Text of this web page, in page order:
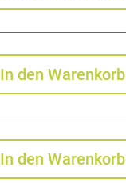
In den Warenkorb
In den Warenkorb